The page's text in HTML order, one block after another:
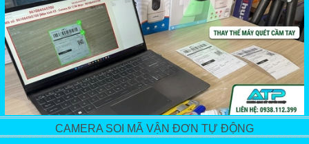
CAMERA SOI MÃ VẬN ĐƠN TỰ ĐỘNG